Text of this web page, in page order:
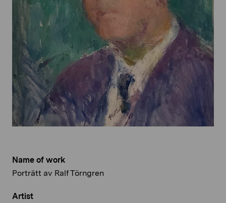
Name of work
Porträtt av Ralf Törngren
Artist